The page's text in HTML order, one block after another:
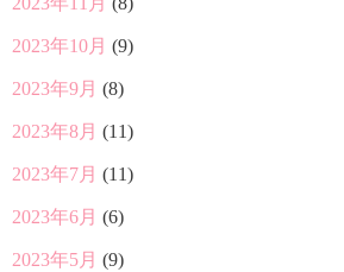
2023年10月 (9)
2023年9月 (8)
2023年8月 (11)
2023年7月 (11)
2023年6月 (6)
2023年5月 (9)